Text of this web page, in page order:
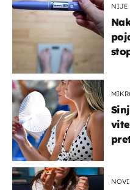
NIJE
NOVI